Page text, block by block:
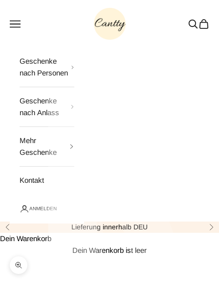
Cantty
Menü
Suchen
Geschenke
nach Personen
Geschenke
nach Anlass
Mehr
Geschenke
Kontakt
ANMELDEN
Zurück Lieferung innerhalb DEU Vor
Dein Warenkorb
Dein Warenkorb ist leer
Bild vergrößern